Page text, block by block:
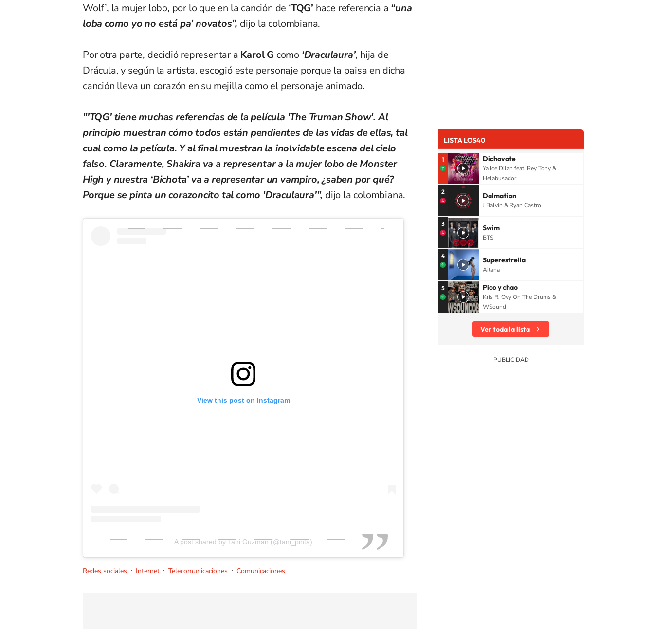
Wolf’, la mujer lobo, por lo que en la canción de ‘TQG’ hace referencia a “una
loba como yo no está pa’ novatos”, dijo la colombiana.
Por otra parte, decidió representar a Karol G como ‘Draculaura’, hija de
Drácula, y según la artista, escogió este personaje porque la paisa en dicha
canción lleva un corazón en su mejilla como el personaje animado.
"'TQG' tiene muchas referencias de la película 'The Truman Show'. Al
principio muestran cómo todos están pendientes de las vidas de ellas, tal
cual como la película. Y al final muestran la inolvidable escena del cielo
falso. Claramente, Shakira va a representar a la mujer lobo de Monster
High y nuestra ‘Bichota’ va a representar un vampiro, ¿saben por qué?
Porque se pinta un corazoncito tal como 'Draculaura'”, dijo la colombiana.
View this post on Instagram
A post shared by Tani Guzman (@tani_pinta)
Redes sociales Internet Telecomunicaciones Comunicaciones
LISTA LOS40
1 Dichavate
Ya Ice Dilan feat. Rey Tony &
Helabusador
2 Dalmation
J Balvin & Ryan Castro
3 Swim
BTS
4 Superestrella
Aitana
5 Pico y chao
Kris R, Ovy On The Drums &
WSound
Ver toda la lista